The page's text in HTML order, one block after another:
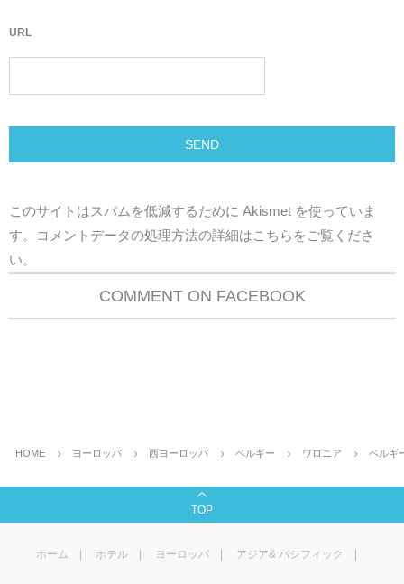
URL
このサイトはスパムを低減するために Akismet を使っていま
す。
コメントデータの処理方法の詳細はこちらをご覧くださ
い。
COMMENT ON FACEBOOK
HOME ヨーロッパ 西ヨーロッパ ベルギー ワロニア ベルギ
TOP
ホーム ホテル ヨーロッパ アジア& パシフィック